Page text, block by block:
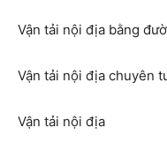
Vận tải nội địa bằng
Vận tải nội địa chuyên
Vận tải nội địa